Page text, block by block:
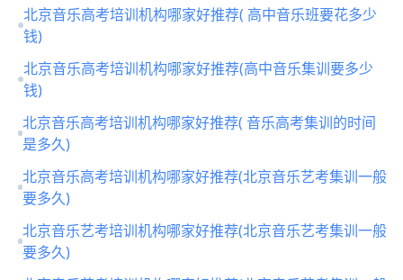
北京音乐高考培训机构哪家好推荐( 高中音乐班要花多少
钱)
北京音乐高考培训机构哪家好推荐(高中音乐集训要多少
钱)
北京音乐高考培训机构哪家好推荐( 音乐高考集训的时间
是多久)
北京音乐高考培训机构哪家好推荐(北京音乐艺考集训一般
要多久)
北京音乐艺考培训机构哪家好推荐(北京音乐艺考集训一般
要多久)